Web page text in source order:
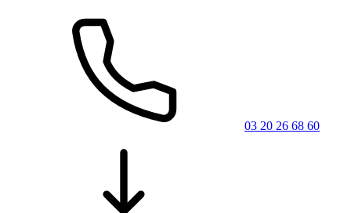
03 20 26 68 60